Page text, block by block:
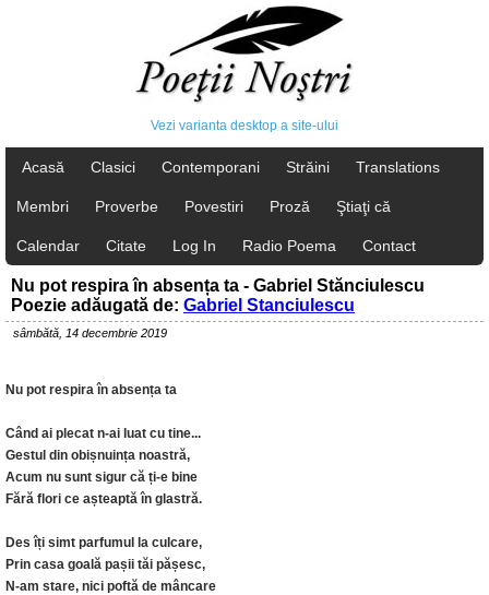
Vezi varianta desktop a site-ului
Acasă Clasici Contemporani Străini Translations
Membri Proverbe Povestiri Proză Ştiaţi că
Calendar Citate Log In Radio Poema Contact
Nu pot respira în absența ta - Gabriel Stănciulescu
Poezie adăugată de: Gabriel Stanciulescu
sâmbătă, 14 decembrie 2019
Nu pot respira în absența ta
Când ai plecat n-ai luat cu tine...
Gestul din obișnuința noastră,
Acum nu sunt sigur că ți-e bine
Fără flori ce așteaptă în glastră.
Des îți simt parfumul la culcare,
Prin casa goală pașii tăi pășesc,
N-am stare, nici poftă de mâncare